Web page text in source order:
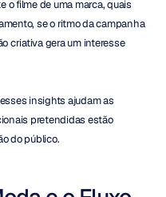
o filme de uma marca, quais
se o ritmo da campanha
criativa gera um interesse
insights ajudam as
pretendidas estão
do público.